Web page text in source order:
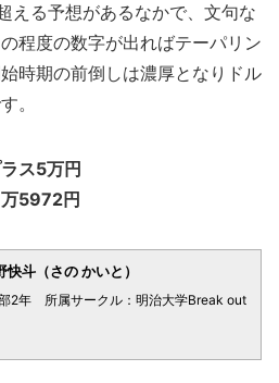
える予想があるなかで、文句な
程度の数字が出ればテーパリン
時期の前倒しは濃厚となりドル
。
5万円
円
斗（さの かいと）
2年 所属サークル：明治大学Break out